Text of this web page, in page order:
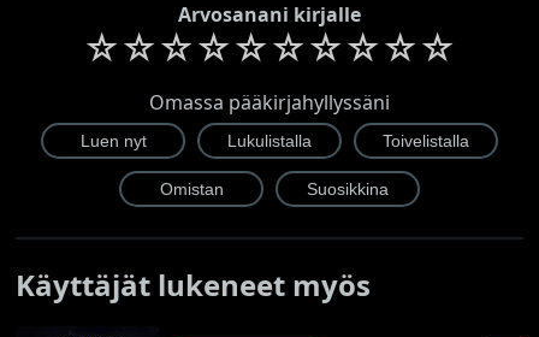
Arvosanani kirjalle
☆☆☆☆☆☆☆☆☆☆
Omassa pääkirjahyllyssäni
Käyttäjät lukeneet myös